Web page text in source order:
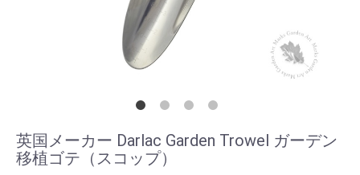
英国メーカー Darlac Garden Trowel ガーデン
移植ゴテ（スコップ）